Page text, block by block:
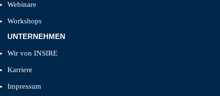
Webinare
Workshops
UNTERNEHMEN
Wir von INSIRE
Karriere
Impressum